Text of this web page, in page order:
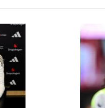
Pep
annonce
départ
de
City